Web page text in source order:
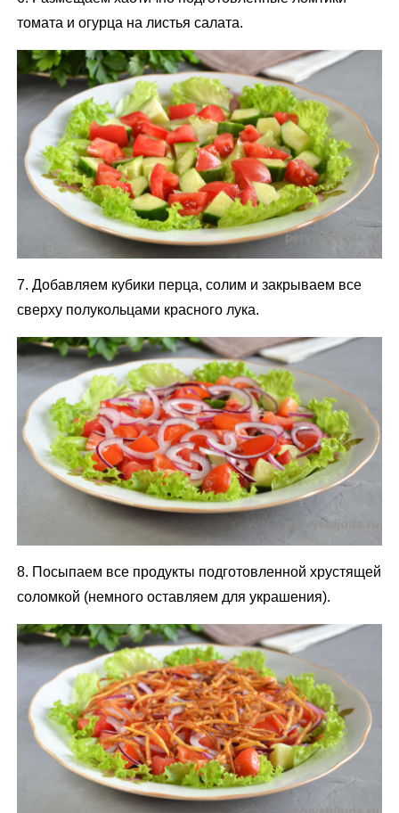
томата и огурца на листья салата.
7. Добавляем кубики перца, солим и закрываем все
сверху полукольцами красного лука.
8. Посыпаем все продукты подготовленной хрустящей
соломкой (немного оставляем для украшения).